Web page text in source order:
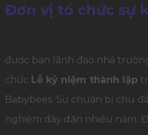
Đơn vị tổ chức sự
được ban lãnh đạo nhà
chức Lễ kỷ niệm thành lập
Babybees. Sự chuẩn bị chu
nghiệm dày dặn nhiều năm.